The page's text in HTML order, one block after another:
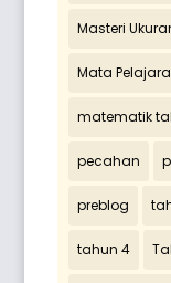
Masteri
Mata
matematik
pecahan
preblog
tahun 4